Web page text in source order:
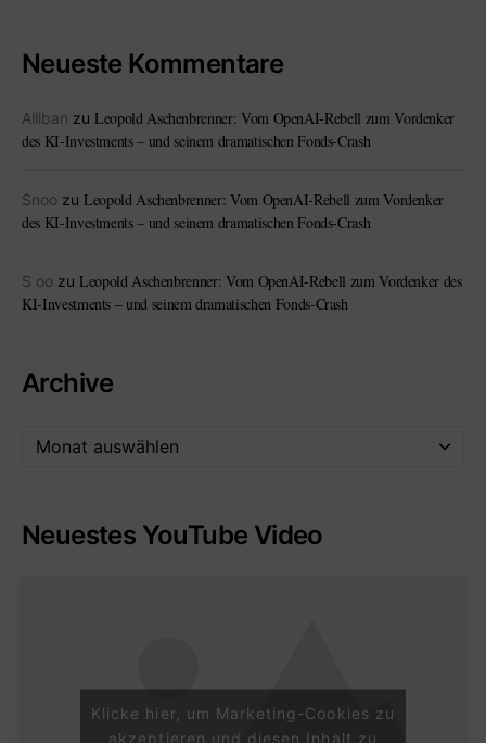
Neueste Kommentare
Alliban zu Leopold Aschenbrenner: Vom OpenAI-Rebell zum Vordenker
des KI-Investments – und seinem dramatischen Fonds-Crash
Snoo zu Leopold Aschenbrenner: Vom OpenAI-Rebell zum Vordenker
des KI-Investments – und seinem dramatischen Fonds-Crash
S oo zu Leopold Aschenbrenner: Vom OpenAI-Rebell zum Vordenker des
KI-Investments – und seinem dramatischen Fonds-Crash
Archive
Neuestes YouTube Video
Klicke hier, um Marketing-Cookies zu
akzeptieren und diesen Inhalt zu